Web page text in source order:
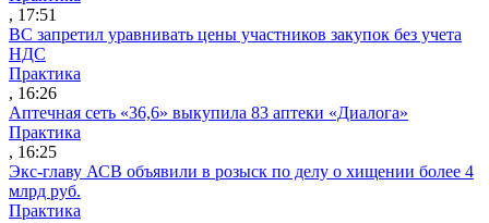
, 17:51
ВС запретил уравнивать цены участников закупок без учета
НДС
Практика
, 16:26
Аптечная сеть «36,6» выкупила 83 аптеки «Диалога»
Практика
, 16:25
Экс-главу АСВ объявили в розыск по делу о хищении более 4
млрд руб.
Практика